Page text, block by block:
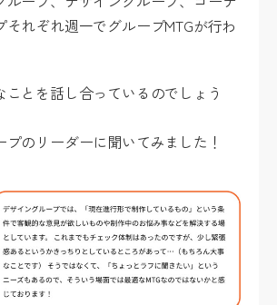
それぞれ週一でグループMTGが行わ
ことを話し合っているのでしょう
プのリーダーに聞いてみました！